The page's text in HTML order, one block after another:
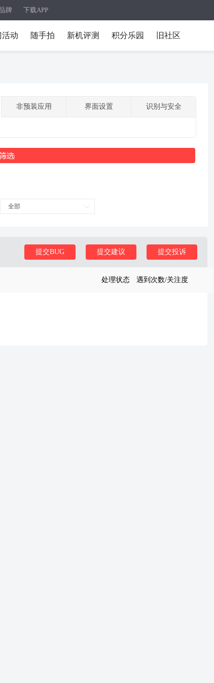
牌 下载APP
活动 随手拍 新机评测 积分乐园 旧社区
非预装应用 界面设置 识别与安全
全部
提交投诉
提交建议
提交BUG
处理状态 遇到次数/关注度